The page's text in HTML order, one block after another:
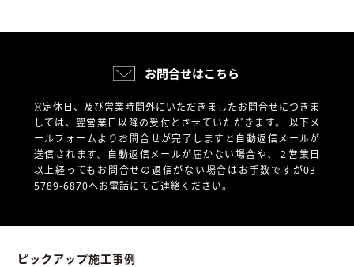
お問合せはこちら
※定休日、及び営業時間外にいただきましたお問合せにつきま
しては、翌営業日以降の受付とさせていただきます。 以下メ
ールフォームよりお問合せが完了しますと自動返信メールが
送信されます。自動返信メールが届かない場合や、
２営業日
以上経ってもお問合せの返信がない場合はお手数ですが03-
5789-6870へお電話にてご連絡ください。
ピックアップ施工事例